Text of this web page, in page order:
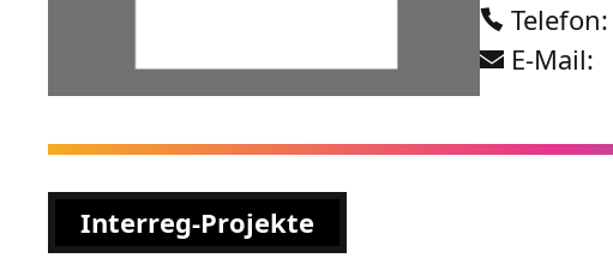
Telefon:
E-Mail:
Interreg-Projekte